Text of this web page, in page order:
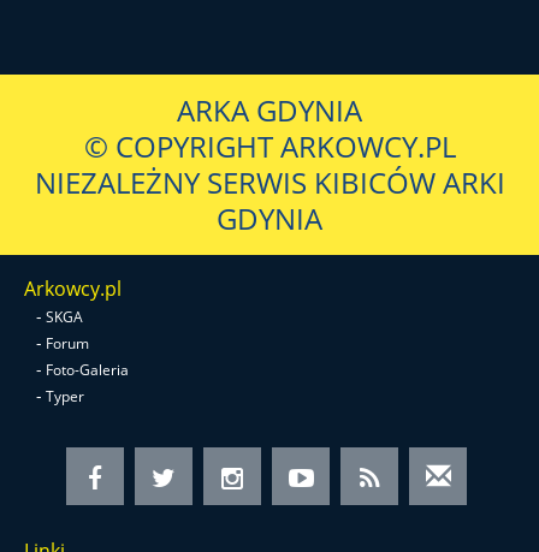
ARKA GDYNIA
© COPYRIGHT ARKOWCY.PL
NIEZALEŻNY SERWIS KIBICÓW ARKI
GDYNIA
Arkowcy.pl
- SKGA
- Forum
- Foto-Galeria
- Typer